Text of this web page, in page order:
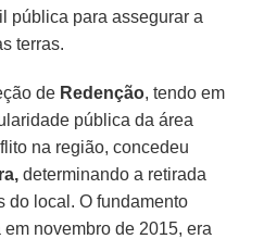
pública para assegurar a
terras.
de Redenção, tendo em
pública da área
na região, concedeu
determinando a retirada
do local. O fundamento
novembro de 2015, era